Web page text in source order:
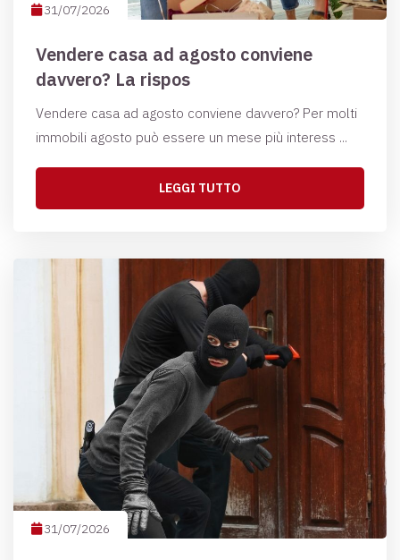
31/07/2026
Vendere casa ad agosto conviene
davvero? La rispos
Vendere casa ad agosto conviene davvero? Per molti
immobili agosto può essere un mese più interess ...
LEGGI TUTTO
31/07/2026